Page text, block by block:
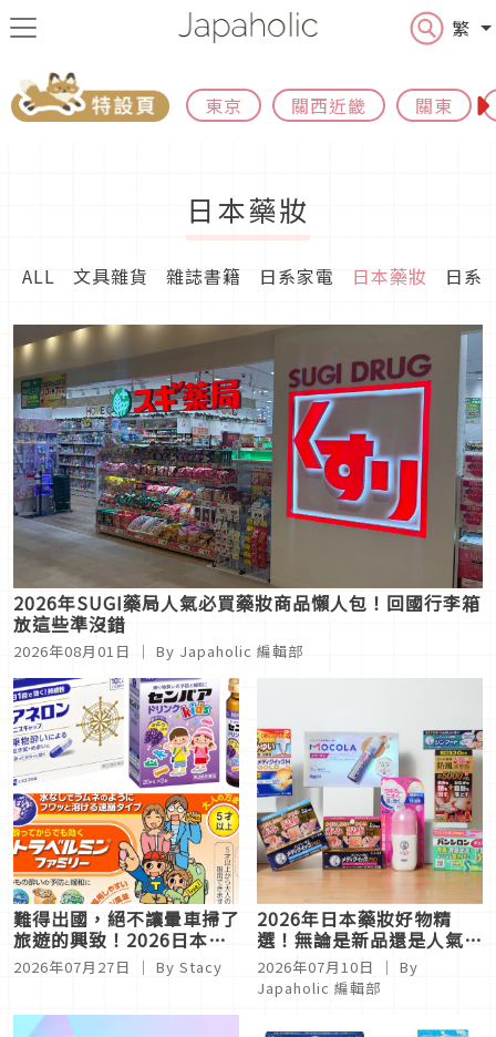
繁
東京 關西近畿 關東
日本藥妝
ALL 文具雜貨 雜誌書籍 日系家電 日本藥妝 日系
2026年SUGI藥局人氣必買藥妝商品懶人包！回國行李箱
放這些準沒錯
2026年08月01日 ｜ By Japaholic 編輯部
難得出國，絕不讓暈車掃了
旅遊的興致！2026日本熱
門市售暈車藥5選
2026年07月27日 ｜ By Stacy
2026年日本藥妝好物精
選！無論是新品還是人氣不
衰萬年必買，來日本就是要
把這些商品帶回家
2026年07月10日
｜ By
Japaholic 編輯部